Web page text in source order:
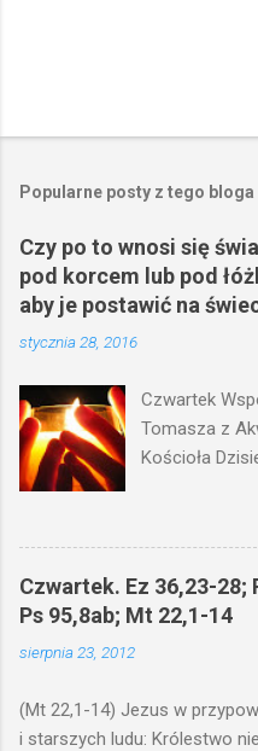
Popularne posty z tego bloga
Czy po to wnosi się
pod korcem lub pod
aby je postawić na
stycznia 28, 2016
Czwartek
Tomasza z
Kościoła
(Mk 4,21-25)
wnosi się
na
by nie miało
wy mierzycie,
Czwartek. Ez 36,23-28;
Ps 95,8ab; Mt 22,1-14
sierpnia 23, 2012
(Mt 22,1-14) Jezus w
i starszych ludu: Królestwo